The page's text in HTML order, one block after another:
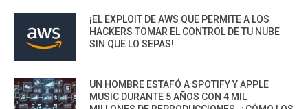
¡EL EXPLOIT DE AWS QUE PERMITE A LOS
HACKERS TOMAR EL CONTROL DE TU NUBE
SIN QUE LO SEPAS!
UN HOMBRE ESTAFÓ A SPOTIFY Y APPLE
MUSIC DURANTE 5 AÑOS CON 4 MIL